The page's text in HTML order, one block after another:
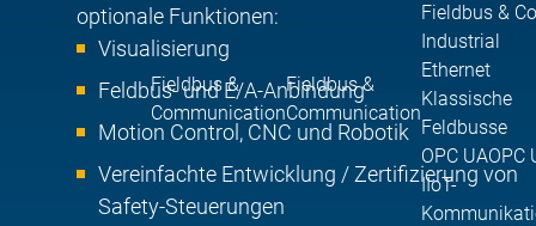
Fieldbus &
Communication
Fieldbus &
Communication
Fieldbus &
Industrial
Ethernet
Klassische
Feldbusse
OPC UAOPC
IIoT-
optionale Funktionen:
Visualisierung
Feldbus- und E/A-Anbindung
Motion Control, CNC und Robotik
Vereinfachte Entwicklung / Zertifizierung von
Safety-Steuerungen